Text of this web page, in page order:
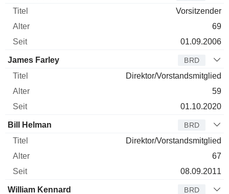
Vorsitzender
69
01.09.2006
James Farley BRD
Direktor/Vorstandsmitglied
59
01.10.2020
Bill Helman BRD
Direktor/Vorstandsmitglied
67
08.09.2011
William Kennard BRD